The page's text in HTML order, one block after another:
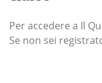
Per accedere a Il
Se non sei